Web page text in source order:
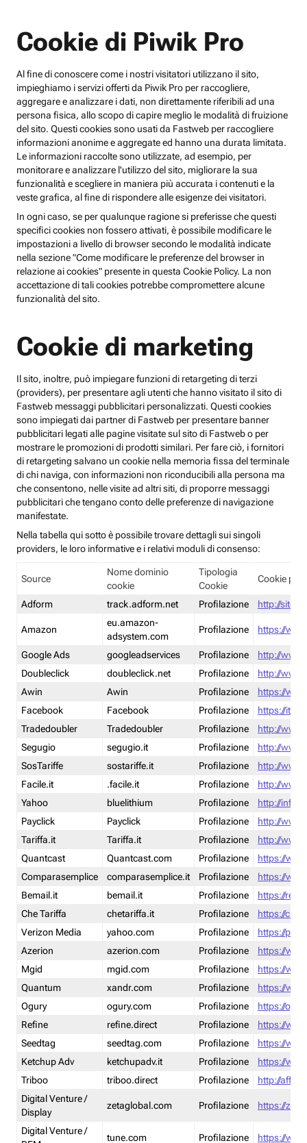
Cookie di Piwik Pro
Al fine di conoscere come i nostri visitatori utilizzano il sito,
impieghiamo i servizi offerti da Piwik Pro per raccogliere,
aggregare e analizzare i dati, non direttamente riferibili ad una
persona fisica, allo scopo di capire meglio le modalità di fruizione
del sito. Questi cookies sono usati da Fastweb per raccogliere
informazioni anonime e aggregate ed hanno una durata limitata.
Le informazioni raccolte sono utilizzate, ad esempio, per
monitorare e analizzare l'utilizzo del sito, migliorare la sua
funzionalità e scegliere in maniera più accurata i contenuti e la
veste grafica, al fine di rispondere alle esigenze dei visitatori.
In ogni caso, se per qualunque ragione si preferisse che questi
specifici cookies non fossero attivati, è possibile modificare le
impostazioni a livello di browser secondo le modalità indicate
nella sezione "Come modificare le preferenze del browser in
relazione ai cookies" presente in questa Cookie Policy. La non
accettazione di tali cookies potrebbe compromettere alcune
funzionalità del sito.
Cookie di marketing
Il sito, inoltre, può impiegare funzioni di retargeting di terzi
(providers), per presentare agli utenti che hanno visitato il sito di
Fastweb messaggi pubblicitari personalizzati. Questi cookies
sono impiegati dai partner di Fastweb per presentare banner
pubblicitari legati alle pagine visitate sul sito di Fastweb o per
mostrare le promozioni di prodotti similari. Per fare ciò, i fornitori
di retargeting salvano un cookie nella memoria fissa del terminale
di chi naviga, con informazioni non riconducibili alla persona ma
che consentono, nelle visite ad altri siti, di proporre messaggi
pubblicitari che tengano conto delle preferenze di navigazione
manifestate.
Nella tabella qui sotto è possibile trovare dettagli sui singoli
providers, le loro informative e i relativi moduli di consenso:
Source
Nome dominio
cookie
Tipologia
Cookie
Cookie
Adform track.adform.net Profilazione http://
Amazon
eu.amazon-
adsystem.com
Profilazione https://
Google Ads googleadservices Profilazione
http://
Doubleclick
doubleclick.net Profilazione
http://
Awin
Awin Profilazione
https://
Facebook
Facebook Profilazione
https://it-
Tradedoubler
Tradedoubler Profilazione
http://
Segugio
segugio.it Profilazione
http://
SosTariffe
sostariffe.it Profilazione
http://
Facile.it
.facile.it Profilazione
http://
Yahoo
bluelithium Profilazione
http://
Payclick
Payclick Profilazione
http://
Tariffa.it
Tariffa.it Profilazione
http://
Quantcast
Quantcast.com Profilazione
https://
Comparasemplice
comparasemplice.it Profilazione
https://
Bemail.it
bemail.it Profilazione
https://
Che Tariffa
chetariffa.it Profilazione
https://
Verizon Media
yahoo.com Profilazione
https://
Azerion
azerion.com Profilazione
https://
Mgid
mgid.com Profilazione
https://
Quantum
xandr.com Profilazione
https://
Ogury
ogury.com Profilazione
https://
Refine
refine.direct Profilazione
https://
Seedtag
seedtag.com Profilazione
https://
Ketchup Adv
ketchupadv.it Profilazione
https://
Triboo
triboo.direct Profilazione
http://
Digital Venture /
Display
zetaglobal.com Profilazione https://
Digital Venture /
tune.com Profilazione https://